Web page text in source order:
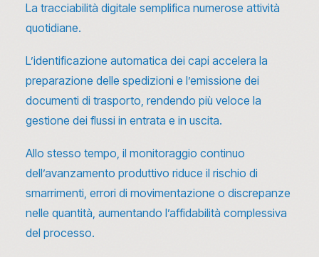
La tracciabilità digitale semplifica numerose attività
quotidiane.
L’identificazione automatica dei capi accelera la
preparazione delle spedizioni e l’emissione dei
documenti di trasporto, rendendo più veloce la
gestione dei flussi in entrata e in uscita.
Allo stesso tempo, il monitoraggio continuo
dell’avanzamento produttivo riduce il rischio di
smarrimenti, errori di movimentazione o discrepanze
nelle quantità, aumentando l’affidabilità complessiva
del processo.